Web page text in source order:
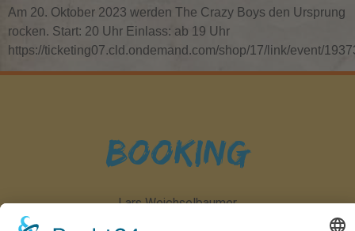
Am 20. Oktober 2023 werden The Crazy Boys den Ursprung
rocken. Start: 20 Uhr Einlass: ab 19 Uhr
https://ticketing07.cld.ondemand.com/shop/17/link/event/
Booking
Lars Weichselbaumer